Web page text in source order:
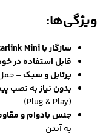
ویژگی‌ها:
سازگار با Starlink Mini
قابل استفاده در
پرتابل و سبک–
بدون نیاز به نصب
(Plug & Play)
جنس با‌دوام و
به آنتن